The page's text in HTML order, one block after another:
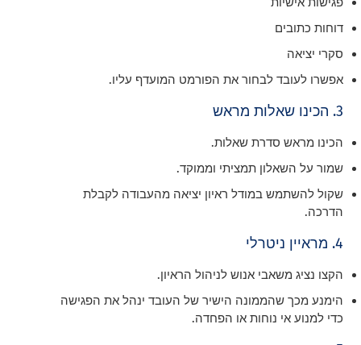
דוחות כתובים
סקרי יציאה
אפשרו לעובד לבחור את הפורמט המועדף עליו.
3. הכינו שאלות מראש
הכינו מראש סדרת שאלות.
שמור על השאלון תמציתי וממוקד.
שקול להשתמש במודל ראיון יציאה מהעבודה לקבלת
הדרכה.
4. מראיין ניטרלי
הקצו נציג משאבי אנוש לניהול הראיון.
הימנע מכך שהממונה הישיר של העובד ינהל את הפגישה
כדי למנוע אי נוחות או הפחדה.